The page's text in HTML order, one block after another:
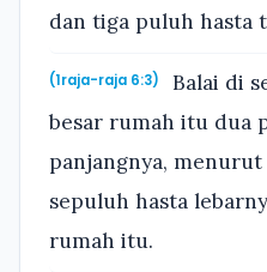
dan tiga puluh hasta
(1raja-raja 6:3)
Balai di
besar rumah itu dua
panjangnya,
sepuluh hasta
rumah itu.